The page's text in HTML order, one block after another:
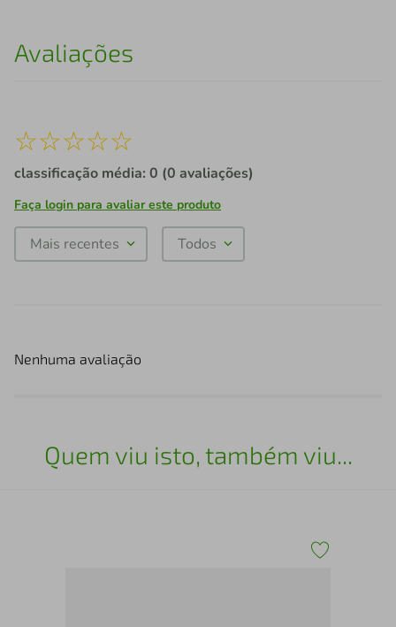
Avaliações
☆☆☆☆☆
classificação média: 0 (0 avaliações)
Faça login para avaliar este produto
Mais recentes Todos
Nenhuma avaliação
Quem viu isto, também viu...